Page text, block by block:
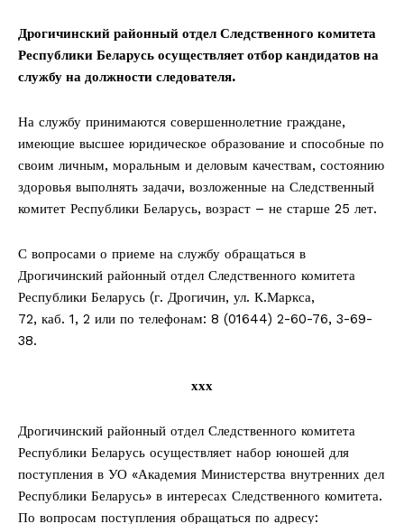
Дрогичинский районный отдел Следственного комитета
Республики Беларусь осуществляет отбор кандидатов на
службу на должности следователя.
На службу принимаются совершеннолетние граждане,
имеющие высшее юридическое образование и способные по
своим личным, моральным и деловым качествам, состоянию
здоровья выполнять задачи, возложенные на Следственный
комитет Республики Беларусь, возраст – не старше 25 лет.
С вопросами о приеме на службу обращаться в
Дрогичинский районный отдел Следственного комитета
Республики Беларусь (г. Дрогичин, ул. К.Маркса,
72, каб. 1, 2 или по телефонам: 8 (01644) 2-60-76, 3-69-
38.
ххх
Дрогичинский районный отдел Следственного комитета
Республики Беларусь осуществляет набор юношей для
поступления в УО «Академия Министерства внутренних дел
Республики Беларусь» в интересах Следственного комитета.
По вопросам поступления обращаться по адресу: